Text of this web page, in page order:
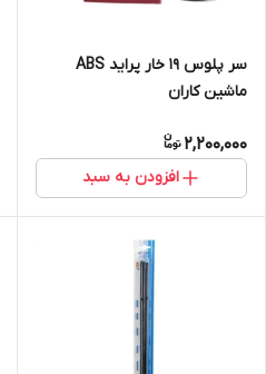
سر پلوس ۱۹ خار پراید ABS
ماشین کاران
2,200,000
افزودن به سبد